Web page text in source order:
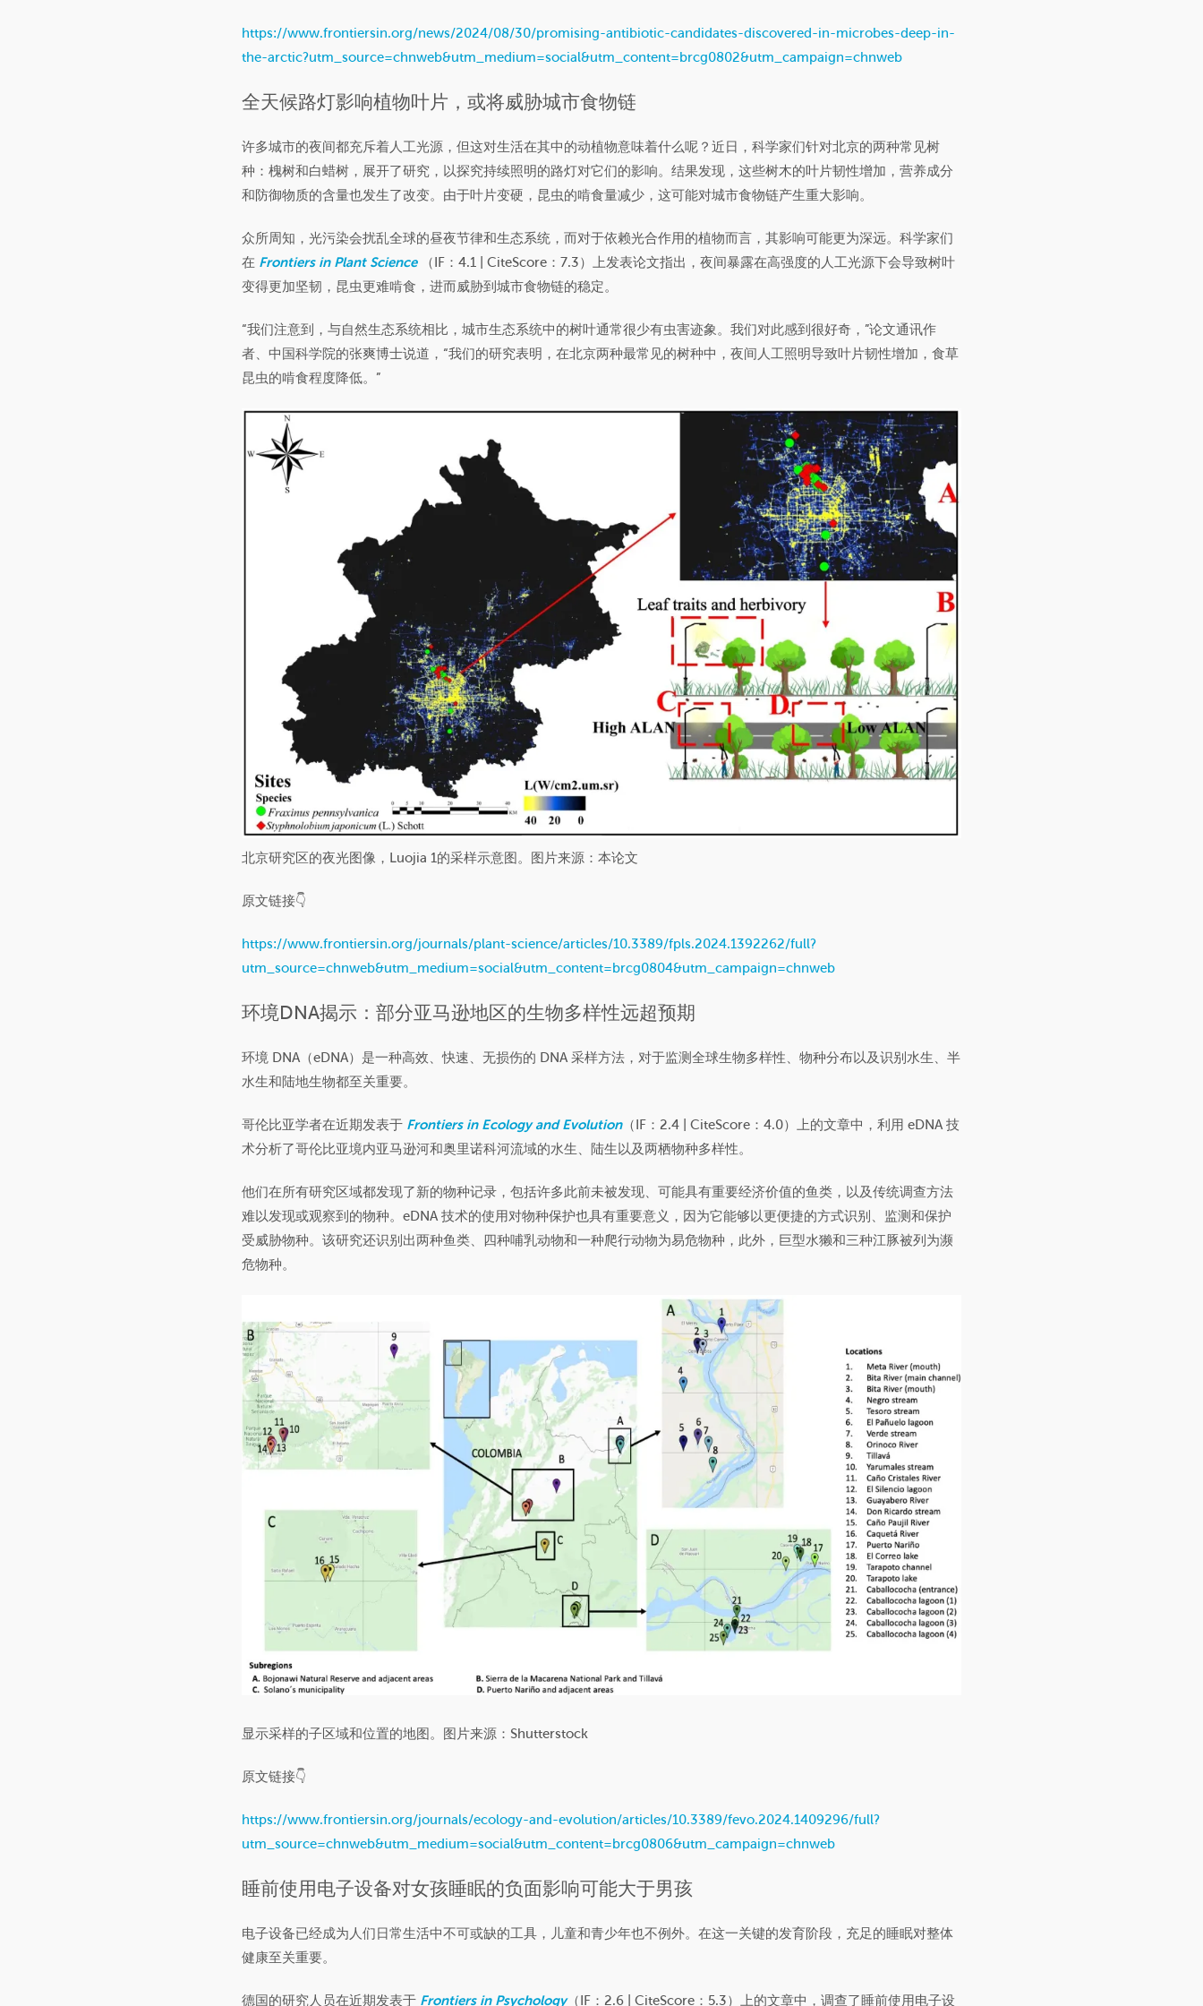
https://www.frontiersin.org/news/2024/08/30/promising-antibiotic-candidates-discovered-in-microbes-deep-in-
the-arctic?utm_source=chnweb&utm_medium=social&utm_content=brcg0802&utm_campaign=chnweb
全天候路灯影响植物叶片，或将威胁城市食物链
许多城市的夜间都充斥着人工光源，但这对生活在其中的动植物意味着什么呢？近日，科学家们针对北京的两种常见树
种：槐树和白蜡树，展开了研究，以探究持续照明的路灯对它们的影响。结果发现，这些树木的叶片韧性增加，营养成分
和防御物质的含量也发生了改变。由于叶片变硬，昆虫的啃食量减少，这可能对城市食物链产生重大影响。
众所周知，光污染会扰乱全球的昼夜节律和生态系统，而对于依赖光合作用的植物而言，其影响可能更为深远。科学家们
在 Frontiers in Plant Science
（IF：4.1 | CiteScore：7.3）上发表论文指出，夜间暴露在高强度的人工光源下会导致树叶
变得更加坚韧，昆虫更难啃食，进而威胁到城市食物链的稳定。
“我们注意到，与自然生态系统相比，城市生态系统中的树叶通常很少有虫害迹象。我们对此感到很好奇，”论文通讯作
者、中国科学院的张爽博士说道，“我们的研究表明，在北京两种最常见的树种中，夜间人工照明导致叶片韧性增加，食草
昆虫的啃食程度降低。”
北京研究区的夜光图像，Luojia 1的采样示意图。图片来源：本论文
原文链接👇
https://www.frontiersin.org/journals/plant-science/articles/10.3389/fpls.2024.1392262/full?
utm_source=chnweb&utm_medium=social&utm_content=brcg0804&utm_campaign=chnweb
环境DNA揭示：部分亚马逊地区的生物多样性远超预期
环境 DNA（eDNA）是一种高效、快速、无损伤的 DNA 采样方法，对于监测全球生物多样性、物种分布以及识别水生、半
水生和陆地生物都至关重要。
哥伦比亚学者在近期发表于 Frontiers in Ecology and Evolution（IF：2.4 | CiteScore：4.0）上的文章中，利用 eDNA 技
术分析了哥伦比亚境内亚马逊河和奥里诺科河流域的水生、陆生以及两栖物种多样性。
他们在所有研究区域都发现了新的物种记录，包括许多此前未被发现、可能具有重要经济价值的鱼类，以及传统调查方法
难以发现或观察到的物种。eDNA 技术的使用对物种保护也具有重要意义，因为它能够以更便捷的方式识别、监测和保护
受威胁物种。该研究还识别出两种鱼类、四种哺乳动物和一种爬行动物为易危物种，此外，巨型水獭和三种江豚被列为濒
危物种。
显示采样的子区域和位置的地图。图片来源：Shutterstock
原文链接👇
https://www.frontiersin.org/journals/ecology-and-evolution/articles/10.3389/fevo.2024.1409296/full?
utm_source=chnweb&utm_medium=social&utm_content=brcg0806&utm_campaign=chnweb
睡前使用电子设备对女孩睡眠的负面影响可能大于男孩
电子设备已经成为人们日常生活中不可或缺的工具，儿童和青少年也不例外。在这一关键的发育阶段，充足的睡眠对整体
健康至关重要。
德国的研究人员在近期发表于 Frontiers in Psychology（IF：2.6 | CiteScore：5.3）上的文章中，调查了睡前使用电子设